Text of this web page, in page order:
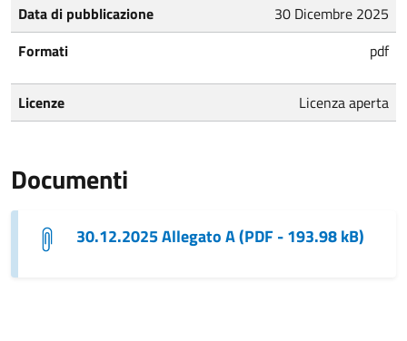
Data di pubblicazione
30 Dicembre 2025
Formati
pdf
Licenze Licenza aperta
Documenti
30.12.2025 Allegato A (PDF - 193.98 kB)